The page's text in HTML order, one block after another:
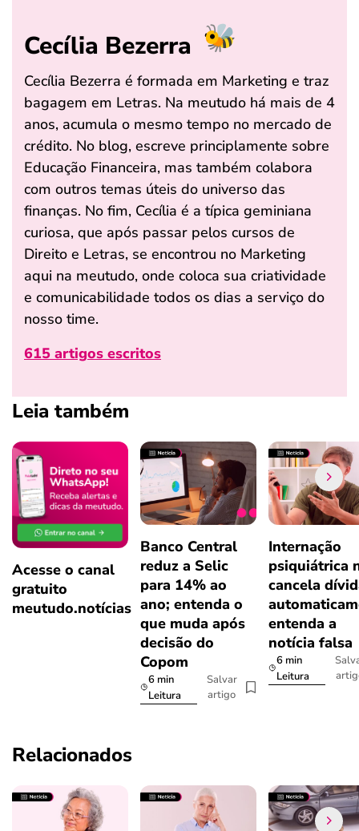
Cecília Bezerra
Cecília Bezerra é formada em Marketing e traz
bagagem em Letras. Na meutudo há mais de 4
anos, acumula o mesmo tempo no mercado de
crédito. No blog, escreve principlamente sobre
Educação Financeira, mas também colabora
com outros temas úteis do universo das
finanças. No fim, Cecília é a típica geminiana
curiosa, que após passar pelos cursos de
Direito e Letras, se encontrou no Marketing
aqui na meutudo, onde coloca sua criatividade
e comunicabilidade todos os dias a serviço do
nosso time.
615 artigos escritos
Leia também
Acesse o canal
gratuito
meutudo.notícias
Banco Central
reduz a Selic
para 14% ao
ano; entenda o
que muda após
decisão do
Copom
6 min
Leitura
Salvar
artigo
Internação
psiquiátrica
cancela
entenda a
notícia falsa
6 min
Leitura
Relacionados